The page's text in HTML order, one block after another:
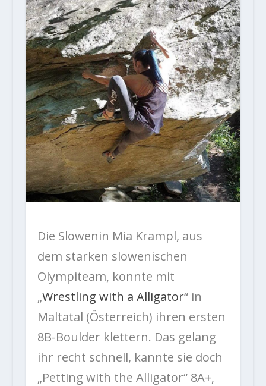
Die Slowenin Mia Krampl, aus
dem starken slowenischen
Olympiteam, konnte mit
„Wrestling with a Alligator“ in
Maltatal (Österreich) ihren ersten
8B-Boulder klettern. Das gelang
ihr recht schnell, kannte sie doch
„Petting with the Alligator“ 8A+,